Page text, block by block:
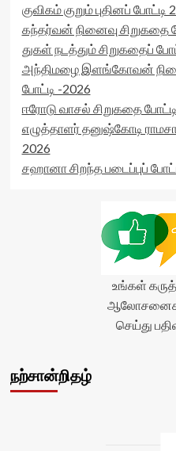
குவிகம் குறும் புதினப் போட்டி
கந்தர்வன் நினைவு சிறுகதை
துகள் நடத்தும் சிறுகதைப்
அந்திமழை இளங்கோவன்
போட்டி -2026
ஈரோடு வாசல் சிறுகதை போட்டி
எழுத்தாளர் தனுஷ்கோடி
2026
சஹானா சிறந்த படைப்புப்
உங்கள்
செய்து
நற்சான்றிதழ்